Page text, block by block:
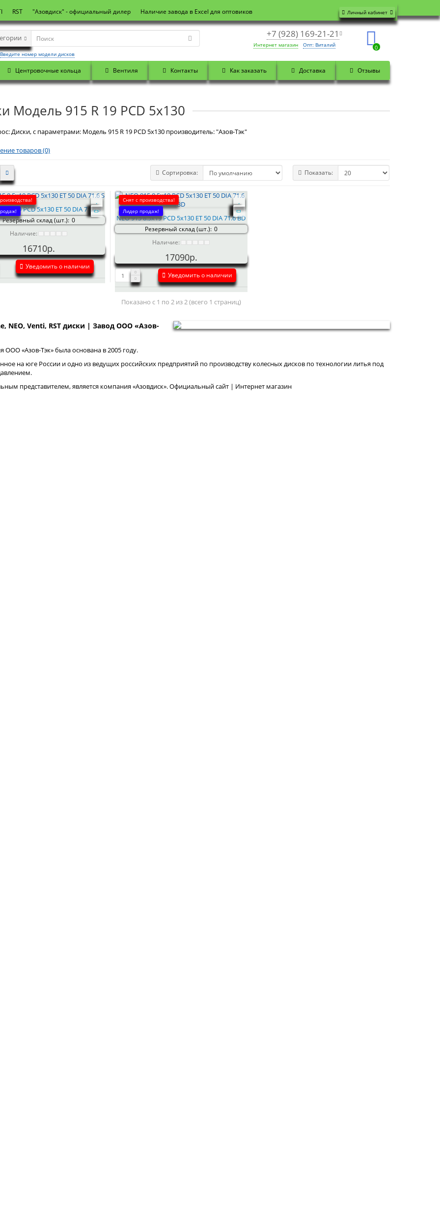
Личный кабинет
RST "Азовдиск" - официальный дилер Наличие завода в Excel для оптовиков
+7 (928) 169-21-21
Интернет магазин Опт: Виталий 0
Введите номер модели дисков
Центровочные кольца Вентиля Контакты Как заказать Доставка Отзывы
Модель 915 R 19 PCD 5x130
Диски, с параметрами: Модель 915 R 19 PCD 5x130 производитель: "Азов-Тэк"
товаров (0)
Сортировка: Показать:
8.5x19 PCD 5x130 ET 50 DIA 71.6 S
Резервный склад (шт.): 0
Наличие:
16710р.
Уведомить о наличии
Снят с производства!
Лидер продаж!
NEO 915 8.5x19 PCD 5x130 ET 50 DIA 71.6 BD
Резервный склад (шт.): 0
Наличие:
17090р.
Уведомить о наличии
Показано с 1 по 2 из 2 (всего 1 страниц)
NEO, Venti, RST диски | Завод ООО «Азов-
ООО «Азов-Тэк» была основана в 2005 году.
на юге России и одно из ведущих российских предприятий по производству колесных дисков по технологии литья под
представителем, является компания «Азовдиск». Официальный сайт | Интернет магазин